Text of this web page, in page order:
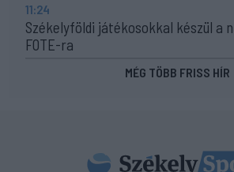
11:24
Székelyföldi játékosokkal készül a
FOTE-ra
MÉG TÖBB FRISS HÍR